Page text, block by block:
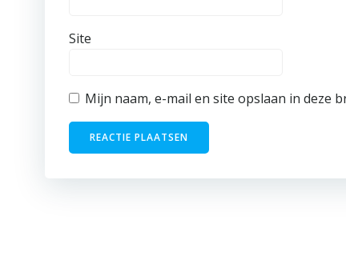
Site
Mijn naam, e-mail en site opslaan in deze